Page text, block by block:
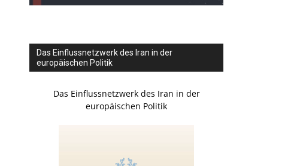
Das Einflussnetzwerk des Iran in der
europäischen Politik
Das Einflussnetzwerk des Iran in der
europäischen Politik